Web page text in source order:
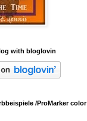
with bloglovin
/ProMarker color